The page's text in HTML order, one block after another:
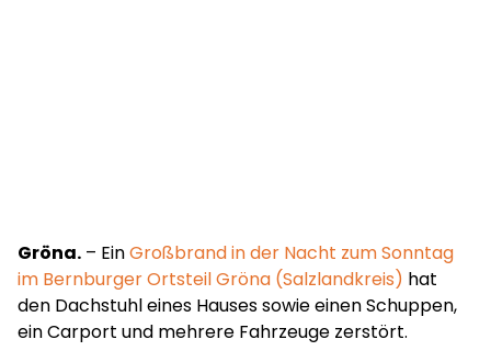
Gröna. – EinGroßbrand in der Nacht zum Sonntag
im Bernburger Ortsteil Gröna (Salzlandkreis) hat
den Dachstuhl eines Hauses sowie einen Schuppen,
ein Carport und mehrere Fahrzeuge zerstört.